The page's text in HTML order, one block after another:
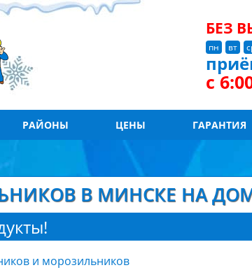
БЕЗ
пн вт
с
РАЙОНЫ ЦЕНЫ ГАРАНТИЯ
В МИНСКЕ НА
и морозильников